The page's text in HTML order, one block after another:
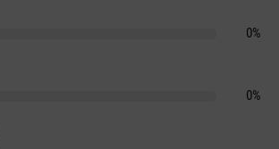
0%
0%